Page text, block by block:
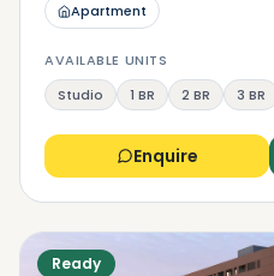
Apartment
AVAILABLE UNITS
Studio
1 BR 2 BR 3 BR
Enquire
Ready